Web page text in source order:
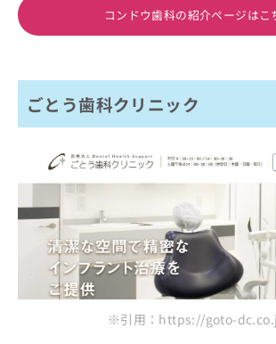
コンドウ歯科の紹介ページはこ
ごとう歯科クリニック
※引用：https://goto-